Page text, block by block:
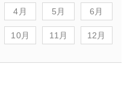
4月 5月 6月
10月 11月 12月